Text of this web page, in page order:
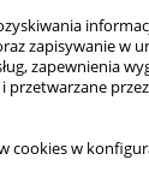
zapisywanie w
zapewnienia
przetwarzane
cookies w